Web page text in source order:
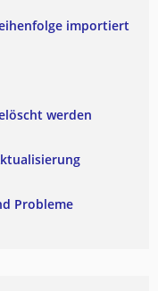
importiert
werden
Probleme